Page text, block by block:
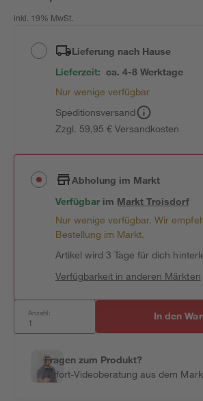
inkl. 19% MwSt.
Lieferung nach Hause
Lieferzeit: ca. 4-8 Werktage
Nur wenige verfügbar
Speditionsversand
Zzgl. 59,95 € Versandkosten
Abholung im Markt
Verfügbar im MarktTroisdorf
Nur wenige verfügbar. Wir
Bestellung im Markt.
Artikel wird 3 Tage für dich
Verfügbarkeit in anderen Märkten
Anzahl: In den
Fragen zum Produkt?
Sofort-Videoberatung aus dem